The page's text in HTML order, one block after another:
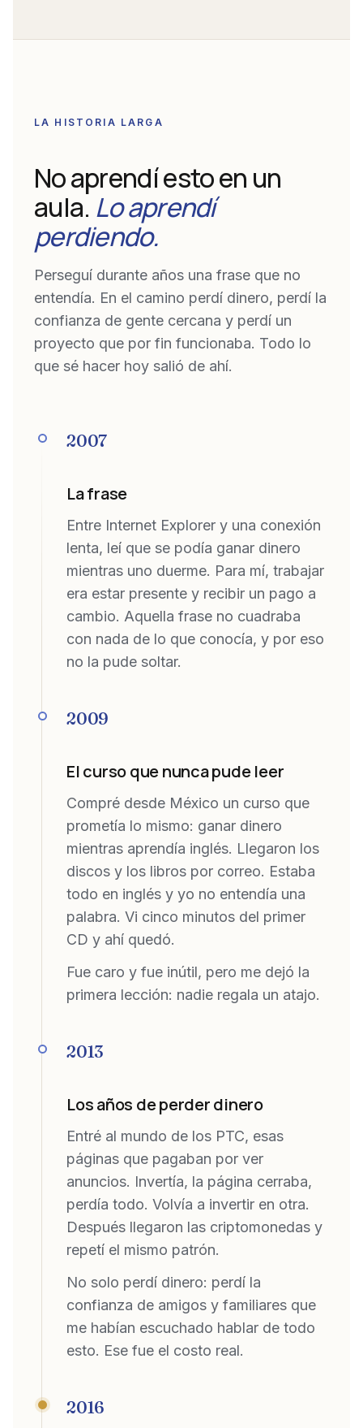
LA HISTORIA LARGA
No aprendí esto en un
aula. Lo aprendí
perdiendo.
Perseguí durante años una frase que no
entendía. En el camino perdí dinero, perdí la
confianza de gente cercana y perdí un
proyecto que por fin funcionaba. Todo lo
que sé hacer hoy salió de ahí.
2007
La frase
Entre Internet Explorer y una conexión
lenta, leí que se podía ganar dinero
mientras uno duerme. Para mí, trabajar
era estar presente y recibir un pago a
cambio. Aquella frase no cuadraba
con nada de lo que conocía, y por eso
no la pude soltar.
2009
El curso que nunca pude leer
Compré desde México un curso que
prometía lo mismo: ganar dinero
mientras aprendía inglés. Llegaron los
discos y los libros por correo. Estaba
todo en inglés y yo no entendía una
palabra. Vi cinco minutos del primer
CD y ahí quedó.
Fue caro y fue inútil, pero me dejó la
primera lección: nadie regala un atajo.
2013
Los años de perder dinero
Entré al mundo de los PTC, esas
páginas que pagaban por ver
anuncios. Invertía, la página cerraba,
perdía todo. Volvía a invertir en otra.
Después llegaron las criptomonedas y
repetí el mismo patrón.
No solo perdí dinero: perdí la
confianza de amigos y familiares que
me habían escuchado hablar de todo
esto. Ese fue el costo real.
2016